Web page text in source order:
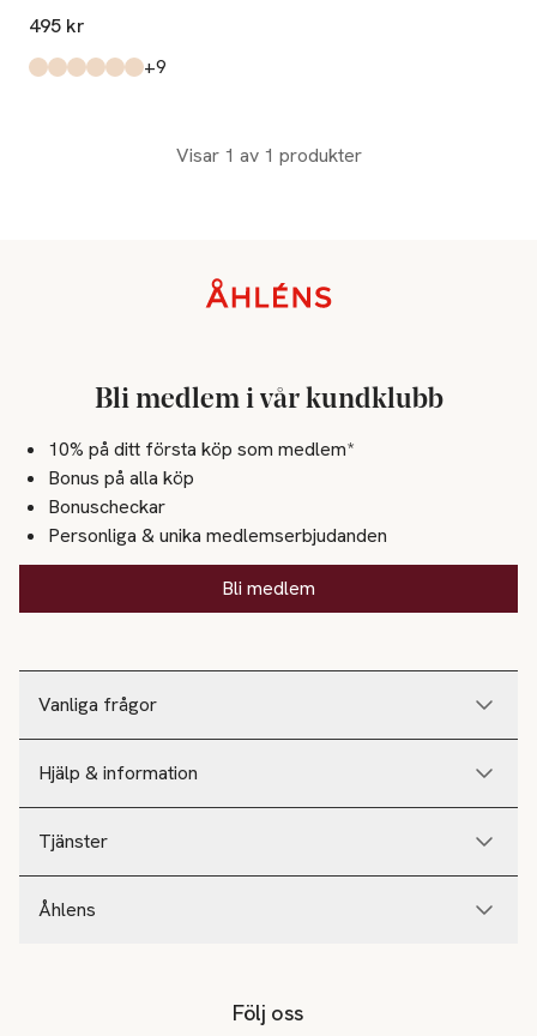
495 kr
Produkten finns i färgerna:
05,
07,
08,
01,
12,
04, +9
Visar 1 av 1 produkter
Vanliga frågor
Hjälp & information
Tjänster
Åhlens
Bli medlem i vår kundklubb
10% på ditt första köp som medlem*
Bonus på alla köp
Bonuscheckar
Personliga & unika medlemserbjudanden
Bli medlem
Följ oss